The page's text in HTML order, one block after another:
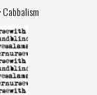
Cabbalism